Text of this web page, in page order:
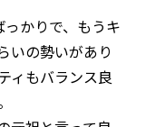
かりで、もうキ
いの勢いがあり
ィもバランス良